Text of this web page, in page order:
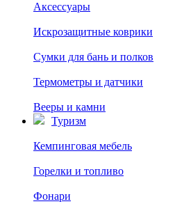
Аксессуары
Искрозащитные коврики
Сумки для бань и полков
Термометры и датчики
Вееры и камни
Туризм
Кемпинговая мебель
Горелки и топливо
Фонари